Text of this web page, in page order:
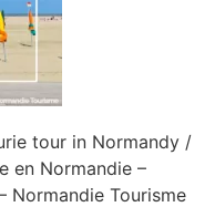
tour in Normandy /
en Normandie –
Normandie Tourisme